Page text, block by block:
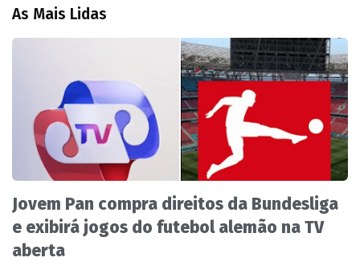
As Mais Lidas
Jovem Pan compra direitos da Bundesliga
e exibirá jogos do futebol alemão na TV
aberta